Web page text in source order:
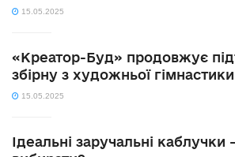
15.05.2025
«Креатор-Буд» продовжує
збірну з художньої гімнастики
15.05.2025
Ідеальні заручальні каблучки